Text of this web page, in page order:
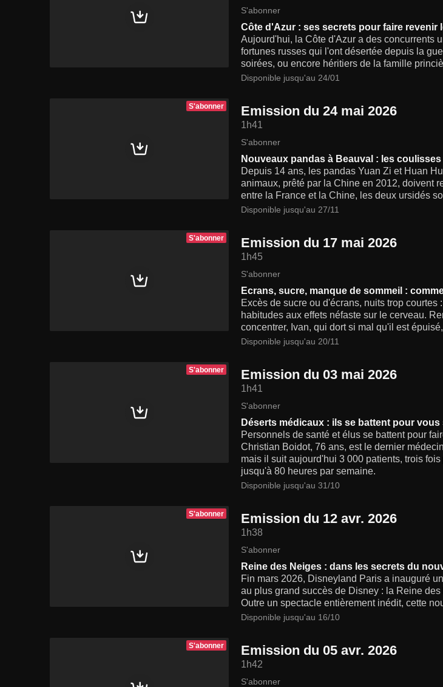
S'abonner
Côte d'Azur : ses secrets pour faire revenir
Aujourd'hui, la Côte d'Azur a des concurrents
fortunes russes qui l'ont désertée depuis la
soirées, ou encore héritiers de la famille
Disponible jusqu'au 24/01
S'abonner Emission du 24 mai 2026
1h41
S'abonner
Nouveaux pandas à Beauval : les
Depuis 14 ans, les pandas Yuan Zi et Huan
animaux, prêté par la Chine en 2012, doivent
entre la France et la Chine, les deux ursidés
Disponible jusqu'au 27/11
S'abonner Emission du 17 mai 2026
1h45
S'abonner
Ecrans, sucre, manque de sommeil :
Excès de sucre ou d'écrans, nuits trop
habitudes aux effets néfaste sur le cerveau.
concentrer, Ivan, qui dort si mal qu'il est
Disponible jusqu'au 20/11
S'abonner Emission du 03 mai 2026
1h41
S'abonner
Déserts médicaux : ils se battent pour
Personnels de santé et élus se battent pour
Christian Boidot, 76 ans, est le dernier
mais il suit aujourd'hui 3 000 patients, trois
jusqu'à 80 heures par semaine.
Disponible jusqu'au 31/10
S'abonner Emission du 12 avr. 2026
1h38
S'abonner
Reine des Neiges : dans les secrets du
Fin mars 2026, Disneyland Paris a inauguré
au plus grand succès de Disney : la Reine
Outre un spectacle entièrement inédit, cette
Disponible jusqu'au 16/10
S'abonner Emission du 05 avr. 2026
1h42
S'abonner